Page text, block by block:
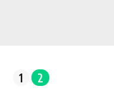
1 2